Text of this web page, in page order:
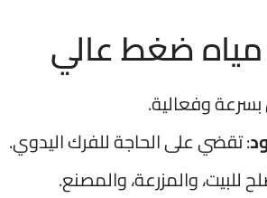
ضغط عالي
بسرعة وفعالية.
: تقضي على الحاجة للفرك اليدوي.
للبيت، والمزرعة، والمصنع.